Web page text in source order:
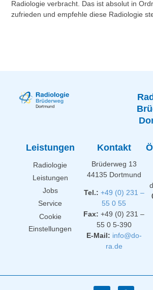
Radiologie verbracht. Das ist absolut in
zufrieden und empfehle diese Radiologie
Leistungen
Radiologie
Leistungen
Jobs
Service
Cookie
Einstellungen
Kontakt
Brüderweg 13
44135 Dortmund
Tel.: +49 (0) 231 –
55 0 55
Fax: +49 (0) 231 –
55 0 5-390
E-Mail: info@do-
ra.de